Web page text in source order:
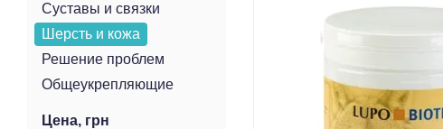
Суставы и связки
Шерсть и кожа
Решение проблем
Общеукрепляющие
Цена, грн